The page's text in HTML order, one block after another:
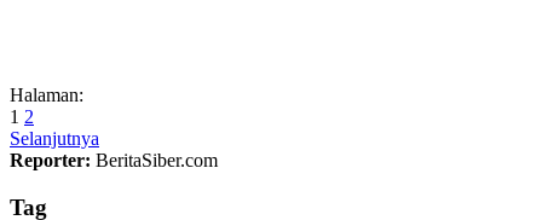
Halaman:
1 2
Selanjutnya
Reporter: BeritaSiber.com
Tag